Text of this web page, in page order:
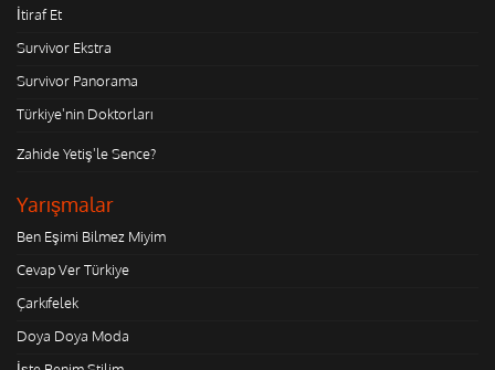
İtiraf Et
Survivor Ekstra
Survivor Panorama
Türkiye'nin Doktorları
Zahide Yetiş'le Sence?
Yarışmalar
Ben Eşimi Bilmez Miyim
Cevap Ver Türkiye
Çarkıfelek
Doya Doya Moda